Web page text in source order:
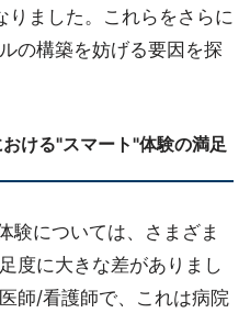
ました。これらをさらに
の構築を妨げる要因を探
ける"スマート"体験の満足
験については、さまざま
度に大きな差がありまし
師/看護師で、これは病院